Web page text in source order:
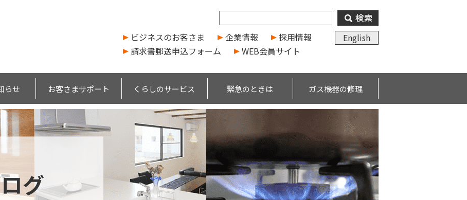
ビジネスのお客さま 企業情報 採用情報
English
請求書郵送申込フォーム
WEB会員サイト
らせ お客さまサポート くらしのサービス 緊急のときは ガス機器の修理
グ